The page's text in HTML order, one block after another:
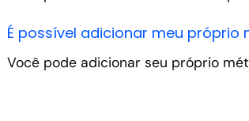
É possível adicionar meu
Você pode adicionar seu próprio